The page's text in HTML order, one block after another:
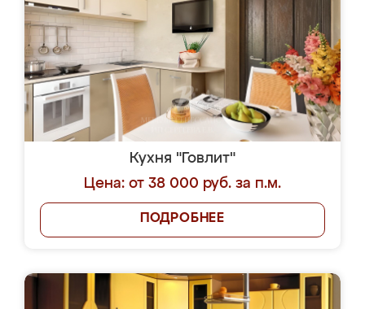
Кухня "Говлит"
Цена: от 38 000 руб. за п.м.
ПОДРОБНЕЕ